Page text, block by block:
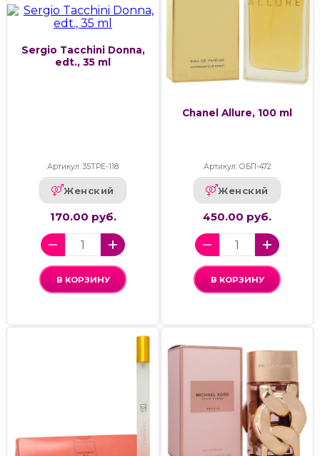
Sergio Tacchini Donna,
edt., 35 ml
Артикул: 35ТРЕ-118
Женский
170.00 руб.
В КОРЗИНУ
Chanel Allure, 100 ml
Артикул: ОБП-472
Женский
450.00 руб.
В КОРЗИНУ